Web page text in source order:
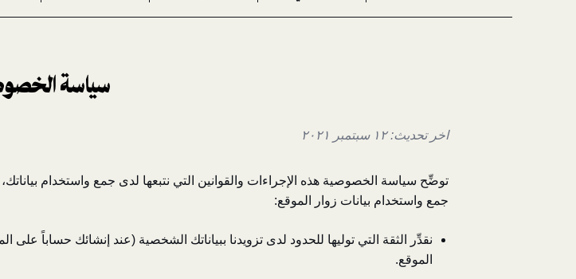
سياسة
اخر تحديث: ١٢ سبتمبر ٢٠٢١
توضِّح سياسة الخصوصية هذه الإجراءات والقوانين التي نتبعها لدى جمع واستخدام
جمع واستخدام بيانات زوار الموقع:
نقدِّر الثقة التي توليها للحدود لدى تزويدنا ببياناتك الشخصية (عند إنشائك حساباً
الموقع.